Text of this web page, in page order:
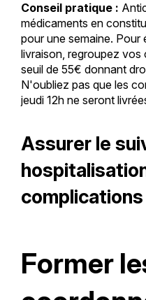
Conseil pratique :
médicaments en
pour une semaine. Pour
livraison, regroupez vos
seuil de 55€ donnant
N'oubliez pas que les
jeudi 12h ne seront
Assurer le
complications
Former